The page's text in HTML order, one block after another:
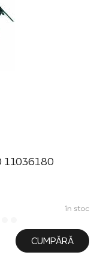
11036180
în stoc
CUMPĂRĂ